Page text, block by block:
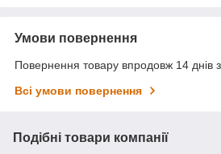
Умови повернення
Повернення товару впродовж 14 днів
Всі умови повернення
Подібні товари компанії